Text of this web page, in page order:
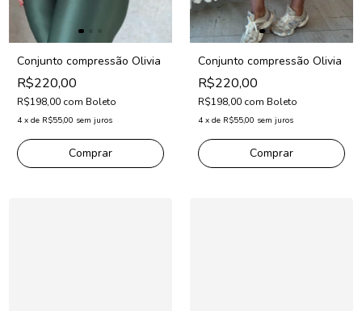
Conjunto compressão Olivia
R$220,00
R$198,00 com Boleto
4 x de R$55,00 sem juros
Comprar
Conjunto compressão Olivia
R$220,00
R$198,00 com Boleto
4 x de R$55,00 sem juros
Comprar